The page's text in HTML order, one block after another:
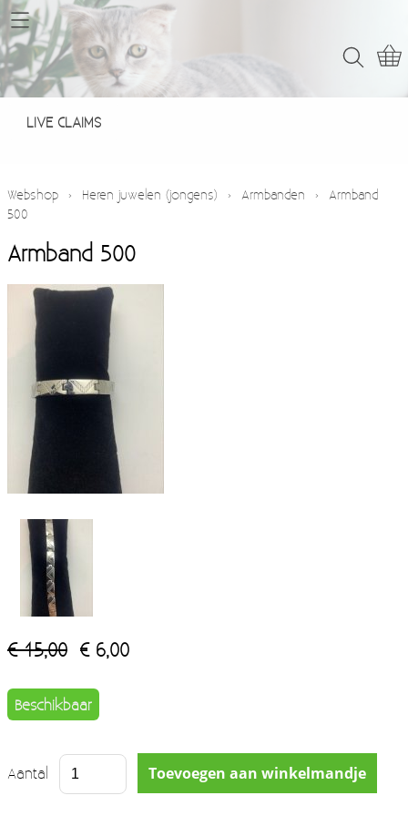
Home
Webshop
LIVE CLAIMS
Webshop › Heren juwelen (jongens) › Armbanden › Armband
500
Armband 500
€ 15,00 € 6,00
Beschikbaar
Aantal